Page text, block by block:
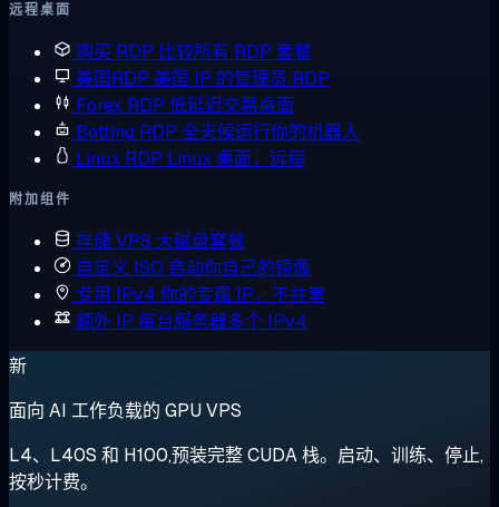
远程桌面
购买 RDP 比较所有 RDP 套餐
美国RDP 美国 IP 的管理员 RDP
Forex RDP 低延迟交易桌面
Botting RDP 全天候运行你的机器人
Linux RDP Linux 桌面，远程
附加组件
存储 VPS 大磁盘套餐
自定义 ISO 启动你自己的镜像
专用 IPv4 你的专属 IP，不共享
额外 IP 每台服务器多个 IPv4
新
面向 AI 工作负载的 GPU VPS
L4、L40S 和 H100,预装完整 CUDA 栈。启动、训练、停止,
按秒计费。